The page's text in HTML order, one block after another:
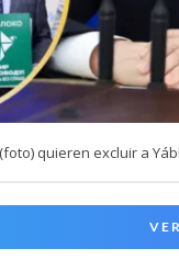
quieren excluir a